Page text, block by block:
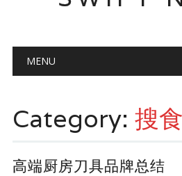
Main menu
MENU
Category: 搜
高端厨房刀具品牌总结